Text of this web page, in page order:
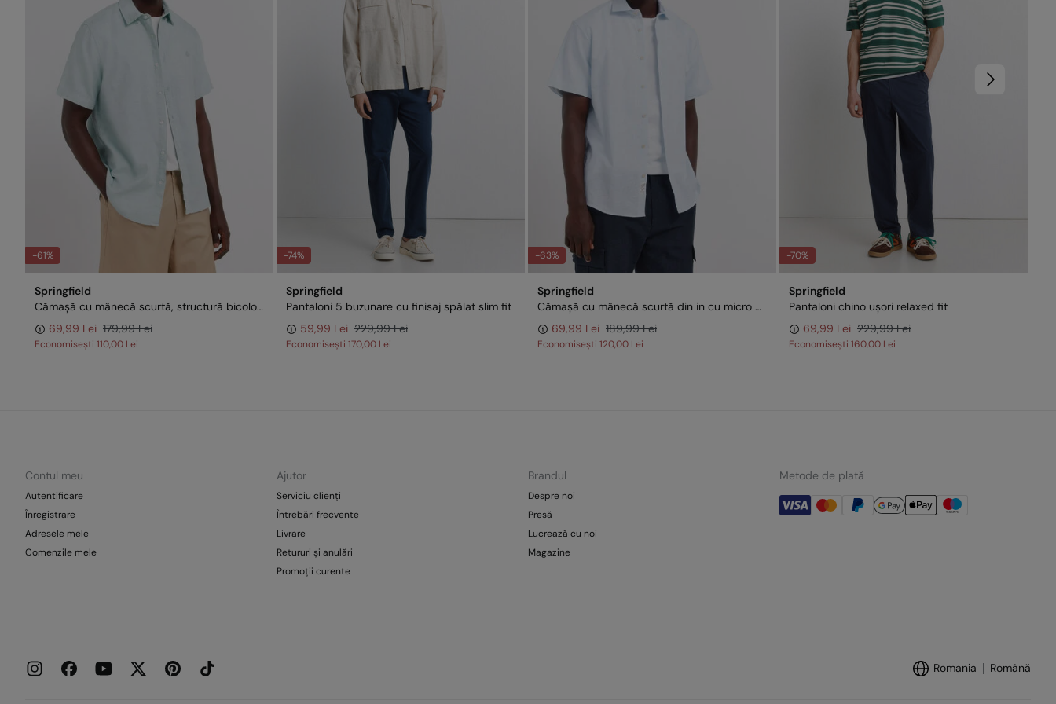
-61%
Springfield
Cămașă cu mânecă scurtă, structură bicoloră
69,99 Lei 179,99 Lei
Economisești 110,00 Lei
-74%
Springfield
Pantaloni 5 buzunare cu finisaj spălat slim fit
59,99 Lei 229,99 Lei
Economisești 170,00 Lei
-63%
Springfield
Cămașă cu mânecă scurtă din in cu micro dungi
69,99 Lei 189,99 Lei
Economisești 120,00 Lei
-70%
Springfield
Pantaloni chino ușori relaxed fit
69,99 Lei 229,99 Lei
Economisești 160,00 Lei
Contul meu
Autentificare
Înregistrare
Adresele mele
Comenzile mele
Ajutor
Serviciu clienți
Întrebări frecvente
Livrare
Retururi și anulări
Promoții curente
Brandul
Despre noi
Presă
Lucrează cu noi
Magazine
Metode de plată
Romania Română